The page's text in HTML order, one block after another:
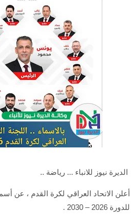
الديرة نيوز للانباء ... رياضة ..
أعلن الاتحاد العراقي لكرة القدم ، عن
للدورة 2026 – 2030 .